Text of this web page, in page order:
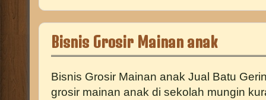
Bisnis Grosir Mainan anak
Bisnis Grosir Mainan anak Jual Batu
grosir mainan anak di sekolah mungin